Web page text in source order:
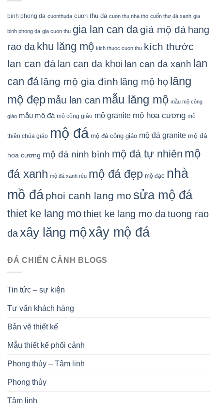
binh phong da cuonthuda cuon thu da cuon thu nha tho cuốn thư đá xanh gia
binh phong da gia cuon thu gia lan can dagiá mộ đá hang
rao da khu lăng mộ kich thuoc cuon thu kích thước
lan can đá lan can da khoi lan can da xanh lan
can đá lăng mộ gia đình lăng mộ họ lăng
mộ đẹp mẫu lan can mẫu lăng mộ mẫu mộ công
giáo mẫu mộ đá mộ công giáo mộ granite mộ hoa cương mộ
thiên chúa giáo mộ đá mộ đá công giáo mộ đá granite mộ đá
hoa cương mộ đá ninh bình mộ đá tự nhiên mộ
đá xanh mộ đá xanh rêu mộ đá đẹp mộ đạo nhà
mồ đá phoi canh lang mo sửa mộ đá
thiet ke lang mothiet ke lang mo datuong rao
daxây lăng mộxây mộ đá
ĐÁ CHIẾN CẢNH BLOGS
Tin tức – sự kiện
Tư vấn khách hàng
Bản vẽ thiết kế
Mẫu thiết kế phối cảnh
Phong thủy – Tâm linh
Phong thủy
Tâm linh